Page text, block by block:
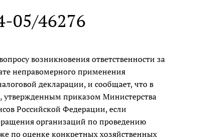
05/46276
возникновения ответственности за
неправомерного применения
декларации, и сообщает, что в
утвержденным приказом Министерства
Российской Федерации, если
организаций по проведению
по оценке конкретных хозяйственных